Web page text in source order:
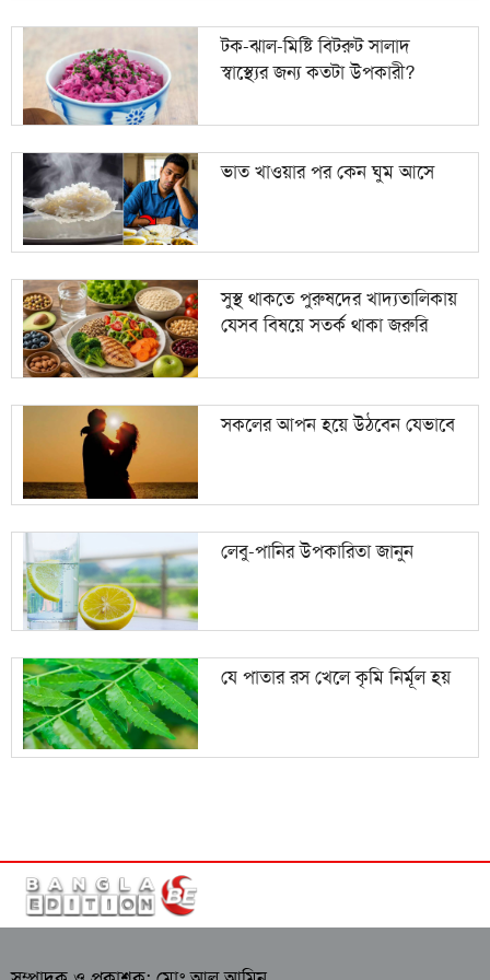
টক-ঝাল-মিষ্টি বিটরুট সালাদ
স্বাস্থ্যের জন্য কতটা উপকারী?
ভাত খাওয়ার পর কেন ঘুম আসে
সুস্থ থাকতে পুরুষদের খাদ্যতালিকায়
যেসব বিষয়ে সতর্ক থাকা জরুরি
সকলের আপন হয়ে উঠবেন যেভাবে
লেবু-পানির উপকারিতা জানুন
যে পাতার রস খেলে কৃমি নির্মূল হয়